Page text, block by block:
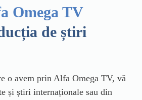
de știri
o avem prin Alfa Omega TV, vă
și știri internaționale sau din